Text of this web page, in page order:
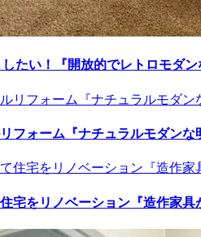
たい！『開放的でレトロモダン
フォーム『ナチュラルモダンな
宅をリノベーション『造作家具